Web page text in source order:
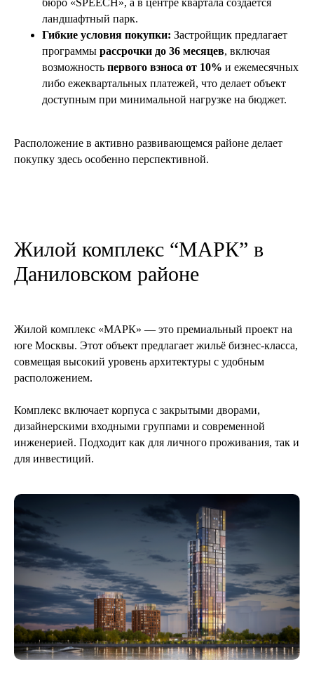
бюро «SPEECH», а в центре квартала создаётся
ландшафтный парк.
Гибкие условия покупки: Застройщик предлагает
программы рассрочки до 36 месяцев, включая
возможность первого взноса от 10% и ежемесячных
либо ежеквартальных платежей, что делает объект
доступным при минимальной нагрузке на бюджет.
Расположение в активно развивающемся районе делает
покупку здесь особенно перспективной.
Жилой комплекс “МАРК” в
Даниловском районе
Жилой комплекс «МАРК» — это премиальный проект на
юге Москвы. Этот объект предлагает жильё бизнес-класса,
совмещая высокий уровень архитектуры с удобным
расположением.
Комплекс включает корпуса с закрытыми дворами,
дизайнерскими входными группами и современной
инженерией. Подходит как для личного проживания, так и
для инвестиций.
Я соглашаюсь сполитикой конфиденциальности
вам перезвонит
Если вы хотите получить
бесплатную консультацию